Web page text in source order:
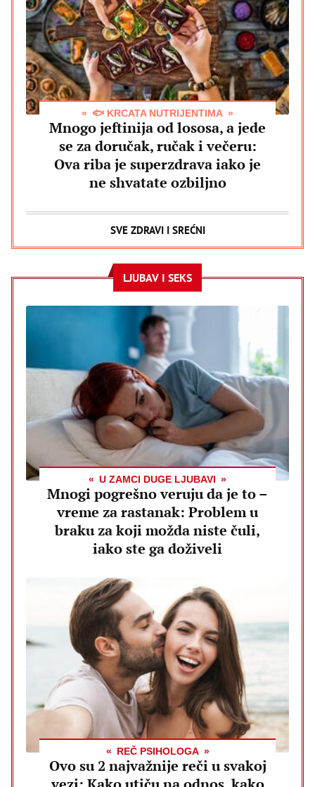
🐟 KRCATA NUTRIJENTIMA
Mnogo jeftinija od lososa, a jede
se za doručak, ručak i večeru:
Ova riba je superzdrava iako je
ne shvatate ozbiljno
SVE ZDRAVI I SREĆNI
LJUBAV I SEKS
U ZAMCI DUGE LJUBAVI
Mnogi pogrešno veruju da je to –
vreme za rastanak: Problem u
braku za koji možda niste čuli,
iako ste ga doživeli
REČ PSIHOLOGA
Ovo su 2 najvažnije reči u svakoj